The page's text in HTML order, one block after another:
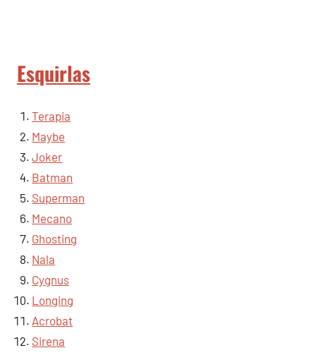
Esquirlas
Terapia
Maybe
Joker
Batman
Superman
Mecano
Ghosting
Nala
Cygnus
Longing
Acrobat
Sirena